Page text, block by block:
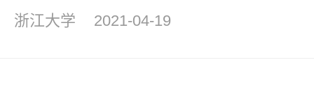
浙江大学 2021-04-19